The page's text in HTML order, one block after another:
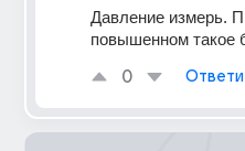
Давление измерь.
повышенном такое
0